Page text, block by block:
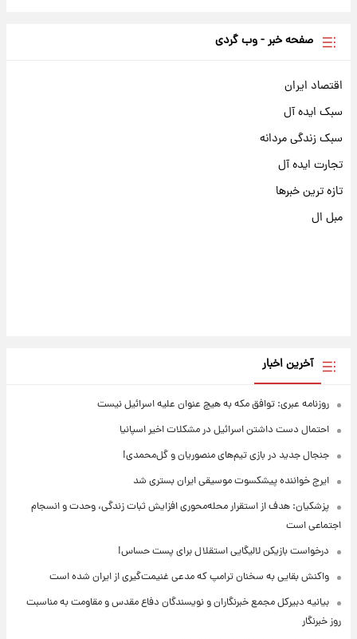
صفحه خبر - وب گردی
اقتصاد ایران
سبک ایده آل
سبک زندگی مردانه
تجارت ایده آل
تازه ترین خبرها
مبل ال
آخرین اخبار
روزنامه عبری: توافق مکه به هیچ عنوان علیه اسرائیل نیست
احتمال دست داشتن اسرائیل در مشکلات اخیر اسپانیا
جنجال جدید در بازی تیم‌های منصوریان و گل‌محمدی!
ایرج خواننده پیشکسوت موسیقی ایران بستری شد
پزشکیان: هدف از استقرار محله‌محوری افزایش ثبات زندگی، وحدت و انسجام
اجتماعی است
درخواست بازیکن لالیگایی استقلال برای پست حساس!
واکنش بقایی به سخنان ترامپ که مدعی غنیمت‌گیری از ایران شده است
بیانیه دبیرکل مجمع خبرنگاران و نویسندگان دفاع مقدس و مقاومت به مناسبت
روز خبرنگار